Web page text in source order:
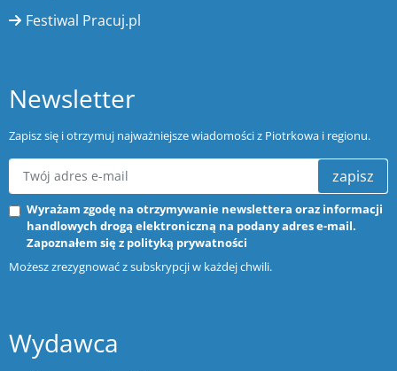
Festiwal Pracuj.pl
Newsletter
Zapisz się i otrzymuj najważniejsze wiadomości z Piotrkowa i regionu.
zapisz
Wyrażam zgodę na otrzymywanie newslettera oraz informacji
handlowych drogą elektroniczną na podany adres e-mail.
Zapoznałem się z polityką prywatności
Możesz zrezygnować z subskrypcji w każdej chwili.
Wydawca